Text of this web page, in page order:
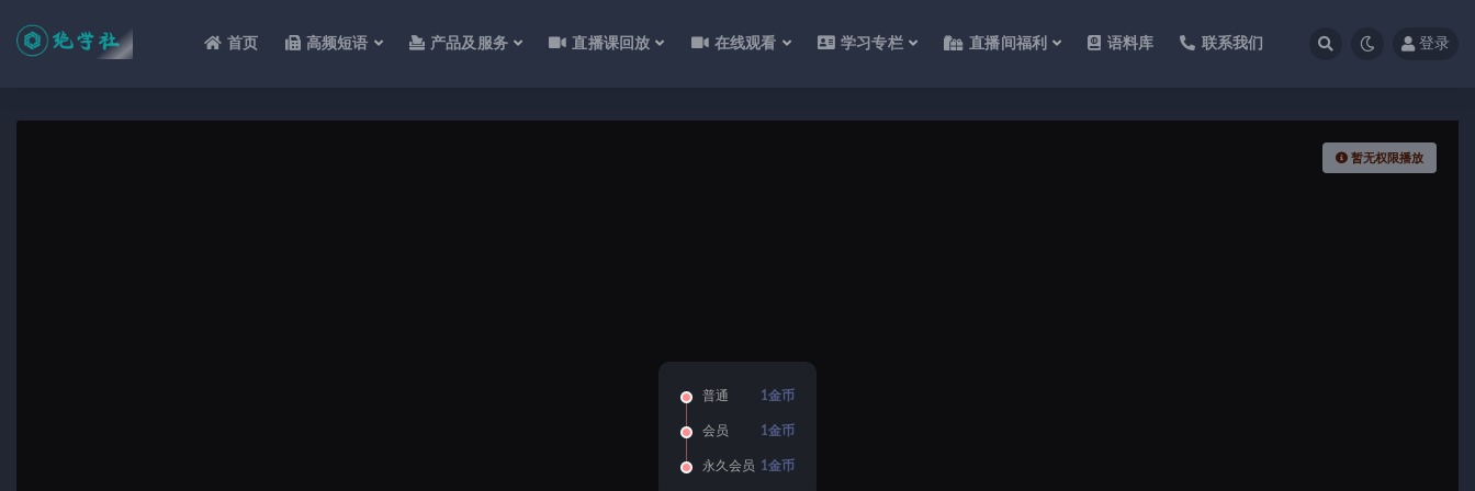
首页 高频短语 产品及服务 直播课回放 在线观看 学习专栏 直播间福利 语料库 联系我们 登录
暂无权限播放
普通 1金币
会员 1金币
永久会员 1金币